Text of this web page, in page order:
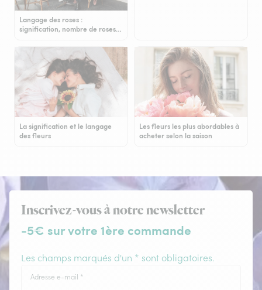
Langage des roses :
signification, nombre de roses…
La signification et le langage
des fleurs
Les fleurs les plus abordables à
acheter selon la saison
Inscrivez-vous à notre newsletter
-5€ sur votre 1ère commande
Les champs marqués d'un * sont obligatoires.
Adresse e-mail *